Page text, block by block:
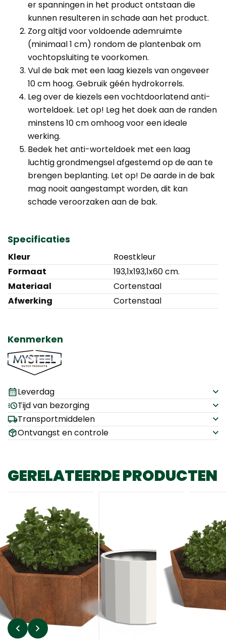
er spanningen in het product ontstaan die
kunnen resulteren in schade aan het product.
Zorg altijd voor voldoende ademruimte
(minimaal 1 cm) rondom de plantenbak om
vochtopsluiting te voorkomen.
Vul de bak met een laag kiezels van ongeveer
10 cm hoog. Gebruik géén hydrokorrels.
Leg over de kiezels een vochtdoorlatend anti-
worteldoek. Let op! Leg het doek aan de randen
minstens 10 cm omhoog voor een ideale
werking.
Bedek het anti-worteldoek met een laag
luchtig grondmengsel afgestemd op de aan te
brengen beplanting. Let op! De aarde in de bak
mag nooit aangestampt worden, dit kan
schade veroorzaken aan de bak.
Specificaties
Kleur
Roestkleur
Formaat
193,1x193,1x60 cm.
Materiaal
Cortenstaal
Afwerking
Cortenstaal
Kenmerken
Leverdag
Tijd van bezorging
Transportmiddelen
Ontvangst en controle
GERELATEERDE PRODUCTEN